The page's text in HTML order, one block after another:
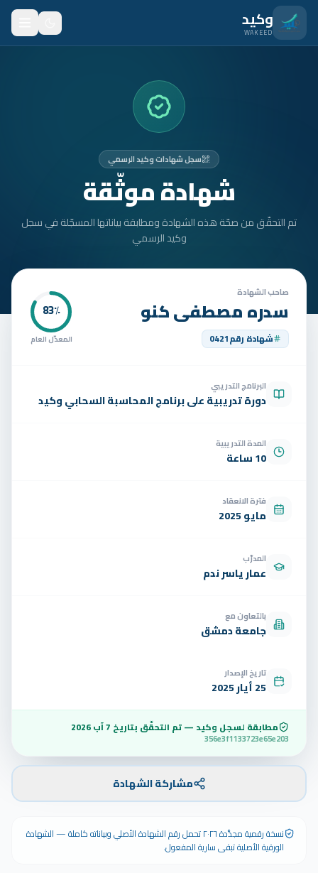
انتقل للمحتوى الرئيسي
وكيد
WAKEED
المتدربون
الأمان
تواصل
الوظائف
سجل شهادات وكيد الرسمي
شهادة موثّقة
تم التحقّق من صحّة هذه الشهادة ومطابقة بياناتها المسجّلة في سجل
وكيد الرسمي
صاحب الشهادة
سدره مصطفى كنو
شهادة رقم0421
83٪
المعدّل العام
البرنامج التدريبي
دورة تدريبية على برنامج المحاسبة السحابي وكيد
المدة التدريبية
10 ساعة
فترة الانعقاد
مايو 2025
المدرّب
عمار ياسر ندم
بالتعاون مع
جامعة دمشق
تاريخ الإصدار
25 أيار 2025
مطابقة لسجل وكيد — تم التحقّق بتاريخ 7 آب 2026
356e3f1133723e65e203
مشاركة الشهادة
نسخة رقمية مجدَّدة ٢٠٢٦ تحمل رقم الشهادة الأصلي وبياناته كاملة — الشهادة
الورقية الأصلية تبقى سارية المفعول.